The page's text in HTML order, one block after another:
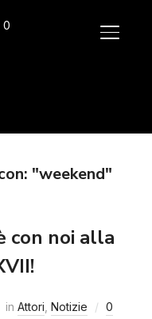
APRI/
0
"weekend"
con noi alla
in Attori Notizie
0